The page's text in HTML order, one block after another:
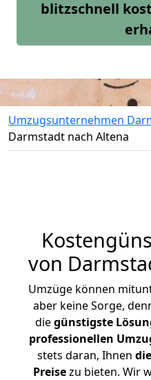
blitzschnell
Umzugsunternehmen
Darmstadt nach Altena
von
Umzüge können
aber keine Sorge,
diegünstigste
professionellen
stets daran, Ihnen
Preisezu bieten. Wir